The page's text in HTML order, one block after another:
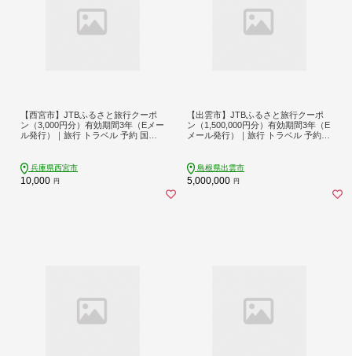
【西宮市】JTBふるさと旅行クーポ
ン（3,000円分）有効期間3年（Eメー
ル発行）｜旅行 トラベル 予約 国内
ト 子供 子連れ カップル 家族 人気 お
すすめ 旅行クーポン 店頭 オンライ
ン ネット予約 電話 有効期間3年
兵庫県西宮市
10,000 円
【出雲市】JTBふるさと旅行クーポ
ン（1,500,000円分）有効期間3年（E
メール発行）｜旅行 トラベル 予約
ケット 子供 子連れ カップル 家族 人
気 おすすめ 旅行クーポン 店頭 オン
ライン ネット予約 電話 有効期間3年
島根県出雲市
5,000,000 円